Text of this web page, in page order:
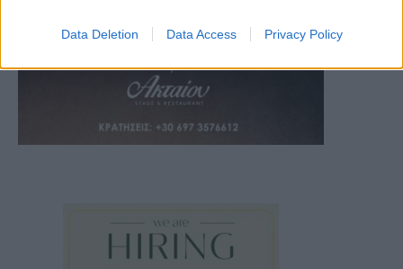
Data Deletion Data Access Privacy Policy